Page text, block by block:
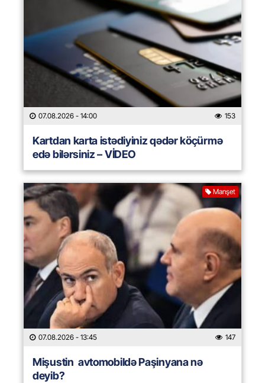
07.08.2026 - 14:00 153
Kartdan karta istədiyiniz qədər köçürmə
edə bilərsiniz – VİDEO
Manşet
07.08.2026 - 13:45 147
Mişustin avtomobildə Paşinyana nə
deyib?